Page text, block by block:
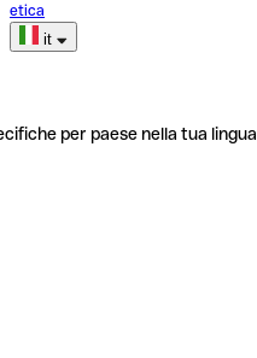
etica
it
per paese nella tua lingua